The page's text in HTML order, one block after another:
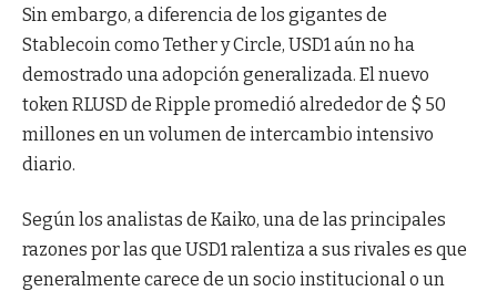
Sin embargo, a diferencia de los gigantes de
Stablecoin como Tether y Circle, USD1 aún no ha
demostrado una adopción generalizada. El nuevo
token RLUSD de Ripple promedió alrededor de $ 50
millones en un volumen de intercambio intensivo
diario.
Según los analistas de Kaiko, una de las principales
razones por las que USD1 ralentiza a sus rivales es que
generalmente carece de un socio institucional o un